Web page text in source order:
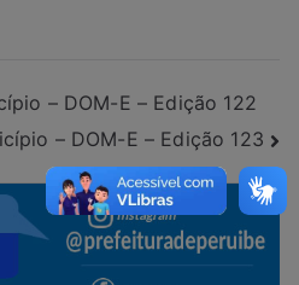
– DOM-E – Edição 122
– DOM-E – Edição 123